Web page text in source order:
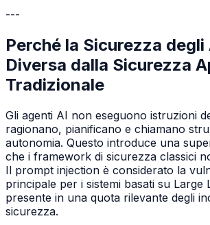
---
Perché la Sicurezza
Diversa dalla Sicurezza
Tradizionale
Gli agenti AI non eseguono istruzioni
ragionano, pianificano e chiamano
autonomia. Questo introduce una
che i framework di sicurezza classici
Il prompt injection è considerato la
principale per i sistemi basati su Large
presente in una quota rilevante degli
sicurezza.